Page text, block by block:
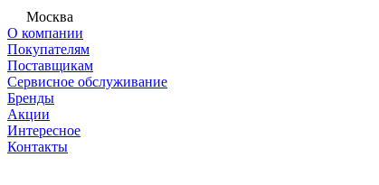
Москва
О компании
Покупателям
Поставщикам
Сервисное обслуживание
Бренды
Акции
Интересное
Контакты